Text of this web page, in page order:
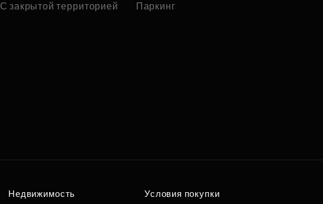
С закрытой территорией Паркинг
Недвижимость Условия покупки